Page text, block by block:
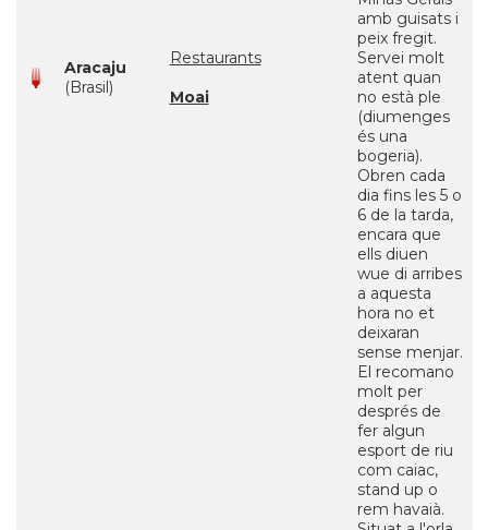
Aracaju
(Brasil)
Restaurants
Moai
amb guisats i
peix fregit.
Servei molt
atent quan
no està ple
(diumenges
és una
bogeria).
Obren cada
dia fins les 5 o
6 de la tarda,
encara que
ells diuen
wue di arribes
a aquesta
hora no et
deixaran
sense menjar.
El recomano
molt per
després de
fer algun
esport de riu
com caiac,
stand up o
rem havaià.